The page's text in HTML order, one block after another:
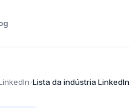
›Lista da indústria LinkedIn